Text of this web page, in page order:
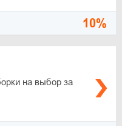
10%
на выбор за